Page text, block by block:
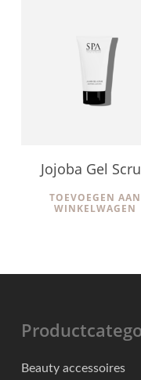
22,50
Jojoba Gel
TOEVOEGEN AAN
WINKELWAGEN
Beauty accessoires